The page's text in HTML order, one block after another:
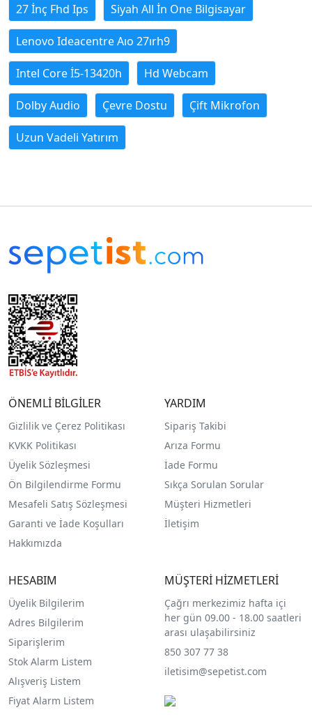
27 İnç Fhd Ips Siyah All İn One Bilgisayar
Lenovo Ideacentre Aıo 27ırh9
Intel Core İ5-13420h Hd Webcam
Dolby Audio Çevre Dostu Çift Mikrofon
Uzun Vadeli Yatırım
ÖNEMLİ BİLGİLER
Gizlilik ve Çerez Politikası
KVKK Politikası
Üyelik Sözleşmesi
Ön Bilgilendirme Formu
Mesafeli Satış Sözleşmesi
Garanti ve İade Koşulları
Hakkımızda
YARDIM
Sipariş Takibi
Arıza Formu
İade Formu
Sıkça Sorulan Sorular
Müşteri Hizmetleri
İletişim
HESABIM
Üyelik Bilgilerim
Adres Bilgilerim
Siparişlerim
Stok Alarm Listem
Alışveriş Listem
Fiyat Alarm Listem
MÜŞTERİ HİZMETLERİ
Çağrı merkezimiz hafta içi
her gün 09.00 - 18.00 saatleri
arası ulaşabilirsiniz
850 307 77 38
iletisim@sepetist.com